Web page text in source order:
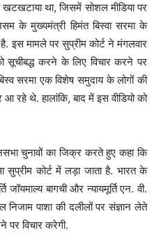
खटखटाया था, जिसमें सोशल मीडिया पर
के मुख्यमंत्री हिमंत बिस्वा सरमा के
इस मामले पर सुप्रीम कोर्ट ने मंगलवार
सूचीबद्ध करने के लिए विचार करने पर
सरमा एक विशेष समुदाय के लोगों की
रहे थे. हालांकि, बाद में इस वीडियो को
चुनावों का जिक्र करते हुए कहा कि
कोर्ट में लड़ा जाता है. भारत के
जॉयमाल्य बागची और न्यायमूर्ति एन. वी.
निजाम पाशा की दलीलों पर संज्ञान लेते
पर विचार करेगी.